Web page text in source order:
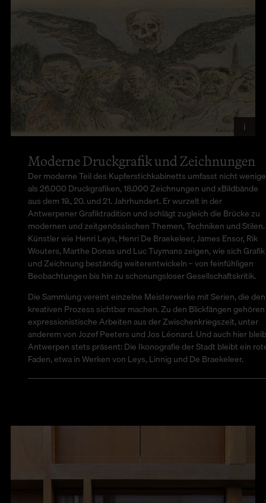
Moderne Druckgrafik und Zeichnungen
Der moderne Teil des Kupferstichkabinetts umfasst nicht
als 26.000 Druckgrafiken, 18.000 Zeichnungen und xBildbände
aus dem 19., 20. und 21. Jahrhundert. Er wurzelt in der
Antwerpener Grafiktradition und schlägt zugleich die Brücke zu
modernen und zeitgenössischen Themen, Techniken und Stilen.
Künstler wie Henri Leys, Henri De Braekeleer, James Ensor, Rik
Wouters, Marthe Donas und Luc Tuymans zeigen, wie sich Grafik
und Zeichnung beständig weiterentwickeln – von feinfühligen
Beobachtungen bis hin zu schonungsloser Gesellschaftskritik.
Die Sammlung vereint einzelne Meisterwerke mit Serien, die den
kreativen Prozess sichtbar machen. Zu den Blickfängen gehören
expressionistische Arbeiten aus der Zwischenkriegszeit, unter
anderem von Jozef Peeters und Jos Léonard. Und auch hier
Antwerpen stets präsent: Die Ikonografie der Stadt bleibt ein
Faden, etwa in Werken von Leys, Linnig und De Braekeleer.
i